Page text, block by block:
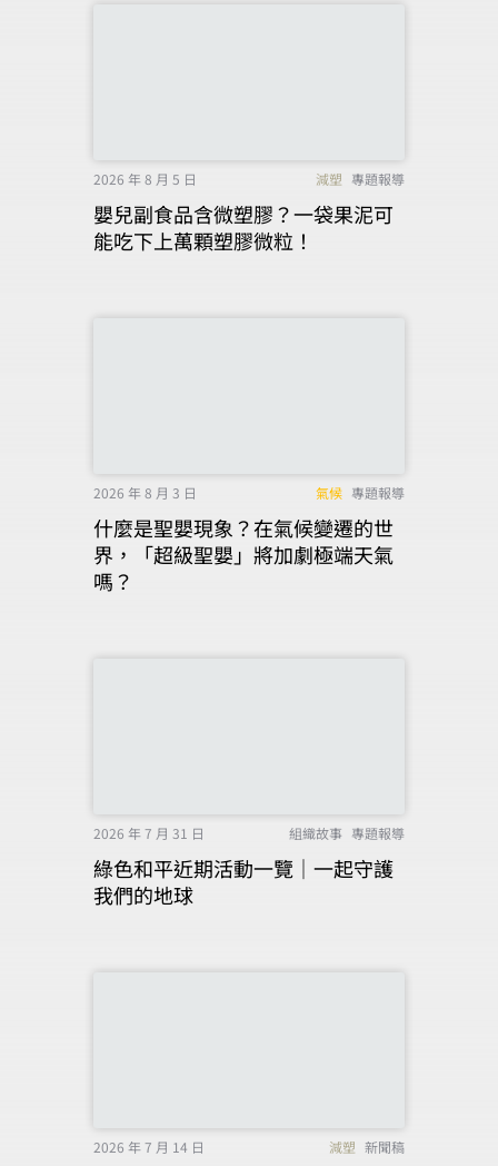
2026 年 8 月 5 日 減塑 專題報導
嬰兒副食品含微塑膠？一袋果泥可
能吃下上萬顆塑膠微粒！
2026 年 8 月 3 日 氣候 專題報導
什麼是聖嬰現象？在氣候變遷的世
界，「超級聖嬰」將加劇極端天氣
嗎？
2026 年 7 月 31 日 組織故事 專題報導
綠色和平近期活動一覽｜一起守護
我們的地球
2026 年 7 月 14 日 減塑 新聞稿